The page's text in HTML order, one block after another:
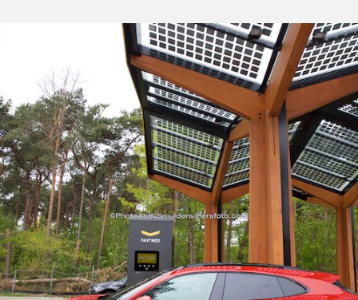
Porsche
Taycan
GTS
Sport
Turismo
De
Tesla
Killer
?